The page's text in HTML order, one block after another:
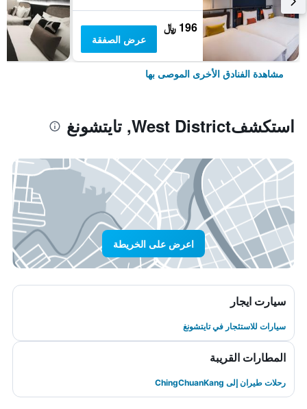
196 ﷼
عرض الصفقة
مشاهدة الفنادق الأخرى الموصى بها
استكشفWest District, تايتشونغ
اعرض على الخريطة
سيارت ايجار
سيارات للاستئجار في تايتشونغ
المطارات القريبة
رحلات طيران إلى ChingChuanKang